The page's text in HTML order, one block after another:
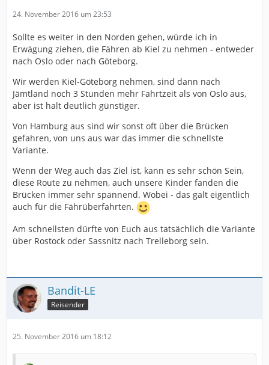
24. November 2016 um 23:53
Sollte es weiter in den Norden gehen, würde ich in
Erwägung ziehen, die Fähren ab Kiel zu nehmen - entweder
nach Oslo oder nach Göteborg.
Wir werden Kiel-Göteborg nehmen, sind dann nach
Jämtland noch 3 Stunden mehr Fahrtzeit als von Oslo aus,
aber ist halt deutlich günstiger.
Von Hamburg aus sind wir sonst oft über die Brücken
gefahren, von uns aus war das immer die schnellste
Variante.
Wenn der Weg auch das Ziel ist, kann es sehr schön Sein,
diese Route zu nehmen, auch unsere Kinder fanden die
Brücken immer sehr spannend. Wobei - das galt eigentlich
auch für die Fährüberfahrten.
Am schnellsten dürfte von Euch aus tatsächlich die Variante
über Rostock oder Sassnitz nach Trelleborg sein.
Bandit-LE
Reisender
25. November 2016 um 18:12